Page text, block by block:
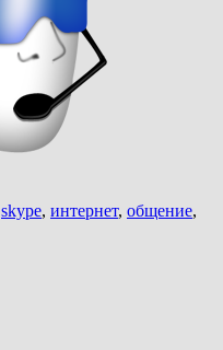
skype, интернет, общение,